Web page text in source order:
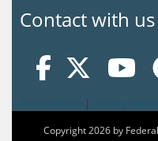
Contact with us
|
Copyright 2026 by